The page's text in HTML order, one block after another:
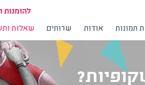
להזמנות
תמונות אודות שרותים שאלות